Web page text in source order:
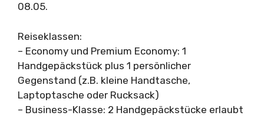
08.05.
Reiseklassen:
– Economy und Premium Economy: 1
Handgepäckstück plus 1 persönlicher
Gegenstand (z.B. kleine Handtasche,
Laptoptasche oder Rucksack)
– Business-Klasse: 2 Handgepäckstücke erlaubt